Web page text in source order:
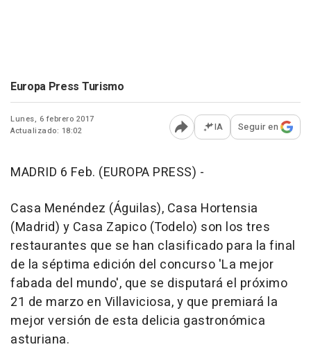
Europa Press Turismo
Lunes, 6 febrero 2017
Actualizado: 18:02
Abrir opciones para
IA Seguir en
MADRID 6 Feb. (EUROPA PRESS) -
Casa Menéndez (Águilas), Casa Hortensia
(Madrid) y Casa Zapico (Todelo) son los tres
restaurantes que se han clasificado para la final
de la séptima edición del concurso 'La mejor
fabada del mundo', que se disputará el próximo
21 de marzo en Villaviciosa, y que premiará la
mejor versión de esta delicia gastronómica
asturiana.